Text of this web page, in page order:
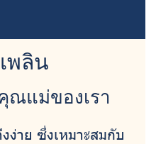
พลิน
ณแม่ของเรา
ง่าย ซึ่งเหมาะสมกับ